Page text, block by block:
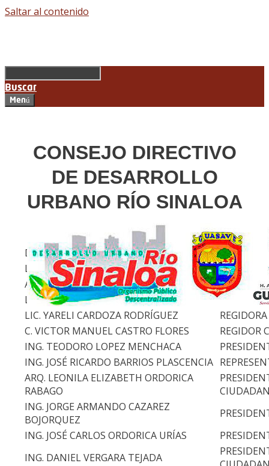
Saltar al contenido
Buscar
Menú
CONSEJO DIRECTIVO
DE DESARROLLO
URBANO RÍO SINALOA
NOMBRE
DRA. CECILIA RAMÍREZ MONTOYA
LIC. FRED FLORES RUBIO
SINDICO
ARQ. DAVID IGNACION ROJAS ESCARREGA
LIC. MARIA FERNANDA RODRIGUEZ LOPEZ
LIC. YARELI CARDOZA RODRÍGUEZ
C. VICTOR MANUEL CASTRO FLORES
REGIDOR
ING. TEODORO LOPEZ MENCHACA
ING. JOSÉ RICARDO BARRIOS PLASCENCIA
ARQ. LEONILA ELIZABETH ORDORICA
RABAGO
ING. JORGE ARMANDO CAZAREZ
BOJORQUEZ
ING. JOSÉ CARLOS ORDORICA URÍAS
ING. DANIEL VERGARA TEJADA